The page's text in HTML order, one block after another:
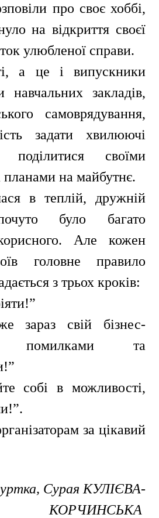
про своє хоббі,
на відкриття своєї
улюбленої справи.
а це і випускники
навчальних закладів,
самоврядування,
задати хвилюючі
своїми
на майбутнє.
в теплій, дружній
було багато
Але кожен
головне правило
з трьох кроків:
зараз свій бізнес-
та
собі в можливості,
за цікавий
Сурая КУЛІЄВА-
КОРЧИНСЬКА